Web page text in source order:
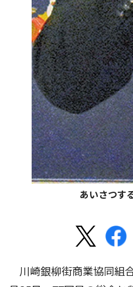
あいさつす
川崎銀柳街商業協同組